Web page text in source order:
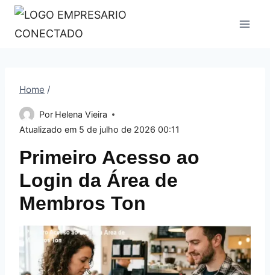
Pular
para
Home /
Por Helena Vieira
Atualizado em 5 de julho de 2026 00:11
Primeiro Acesso ao
Login da Área de
Membros Ton